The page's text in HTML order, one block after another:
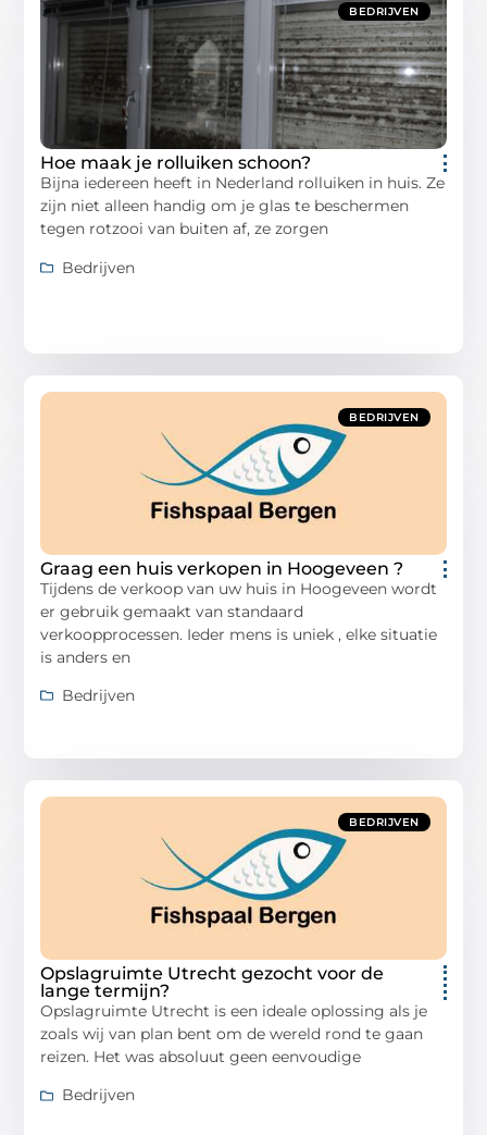
BEDRIJVEN
Hoe maak je rolluiken schoon?
Bijna iedereen heeft in Nederland rolluiken in huis. Ze
zijn niet alleen handig om je glas te beschermen
tegen rotzooi van buiten af, ze zorgen
Bedrijven
BEDRIJVEN
Graag een huis verkopen in Hoogeveen ?
Tijdens de verkoop van uw huis in Hoogeveen wordt
er gebruik gemaakt van standaard
verkoopprocessen. Ieder mens is uniek , elke situatie
is anders en
Bedrijven
BEDRIJVEN
Opslagruimte Utrecht gezocht voor de
lange termijn?
Opslagruimte Utrecht is een ideale oplossing als je
zoals wij van plan bent om de wereld rond te gaan
reizen. Het was absoluut geen eenvoudige
Bedrijven